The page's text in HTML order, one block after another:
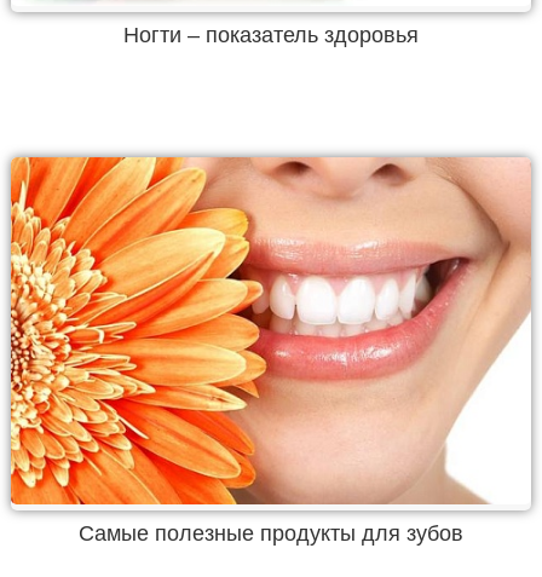
Ногти – показатель здоровья
Самые полезные продукты для зубов